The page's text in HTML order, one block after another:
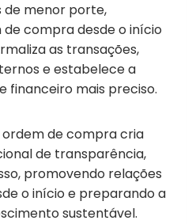
de menor porte,
compra desde o início
as transações,
e estabelece a
financeiro mais preciso.
de compra cria
de transparência,
promovendo relações
o início e preparando a
sustentável.